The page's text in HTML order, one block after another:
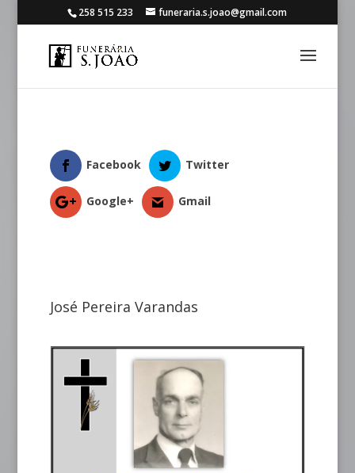
258 515 233 funeraria.s.joao@gmail.com
Facebook Twitter
Google+ Gmail
José Pereira Varandas